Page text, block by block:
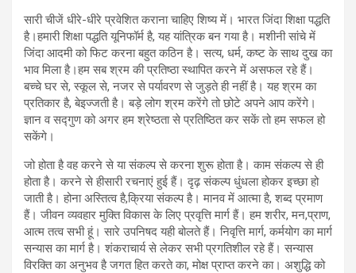
सारी चीजें धीरे-धीरे प्रवेशित कराना चाहिए शिष्य में। भारत जिंदा शिक्षा पद्धति
है।हमारी शिक्षा पद्धति यूनिफॉर्म है, यह यांत्रिक बन गया है। मशीनी सांचे में
जिंदा आदमी को फिट करना बहुत कठिन है। सत्य, धर्म, कष्ट के साथ दुख का
भाव मिला है।हम सब श्रम की प्रतिष्ठा स्थापित करने में असफल रहे हैं।
बच्चे घर से, स्कूल से, नजर से पर्यावरण से जुड़ते ही नहीं है। यह श्रम का
प्रतिकार है, बेइज्जती है। बड़े लोग श्रम करेंगे तो छोटे अपने आप करेंगे।
ज्ञान व सद्गुण को अगर हम श्रेष्ठता से प्रतिष्ठित कर सकें तो हम सफल हो
सकेंगे।
जो होता है वह करने से या संकल्प से करना शुरू होता है। काम संकल्प से ही
होता है। करने से हीसारी रचनाएं हुई हैं। दृढ़ संकल्प धुंधला होकर इच्छा हो
जाती है। होना अस्तित्व है,क्रिया संकल्प है। मानव में आत्मा है, शब्द प्रमाण
हैं। जीवन व्यवहार मुक्ति विकास के लिए प्रवृत्ति मार्ग हैं। हम शरीर, मन,प्राण,
आत्म तत्व सभी हूं। सारे उपनिषद यही बोलते हैं। निवृत्ति मार्ग, कर्मयोग का मार्ग
सन्यास का मार्ग है। शंकराचार्य से लेकर सभी प्रगतिशील रहे हैं। सन्यास
विरक्ति का अनुभव है जगत हित करते का, मोक्ष प्राप्त करने का। अशुद्धि को